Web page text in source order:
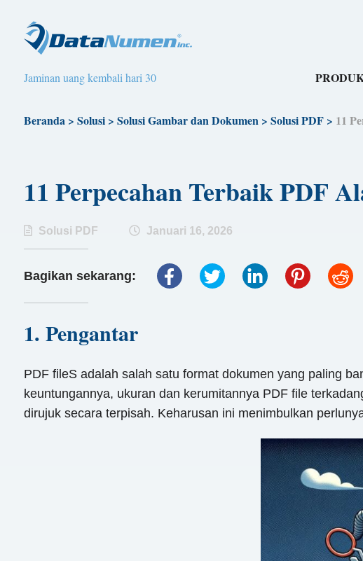
Jaminan uang kembali hari 30
Beranda> Solusi> Solusi Gambar dan Dokumen> Solusi PDF> 11
11 Perpecahan Terbaik PDF
Solusi PDF Januari 16, 2026
Bagikan sekarang:
1. Pengantar
PDF fileS adalah salah satu format dokumen yang paling
keuntungannya, ukuran dan kerumitannya PDF file
dirujuk secara terpisah. Keharusan ini menimbulkan